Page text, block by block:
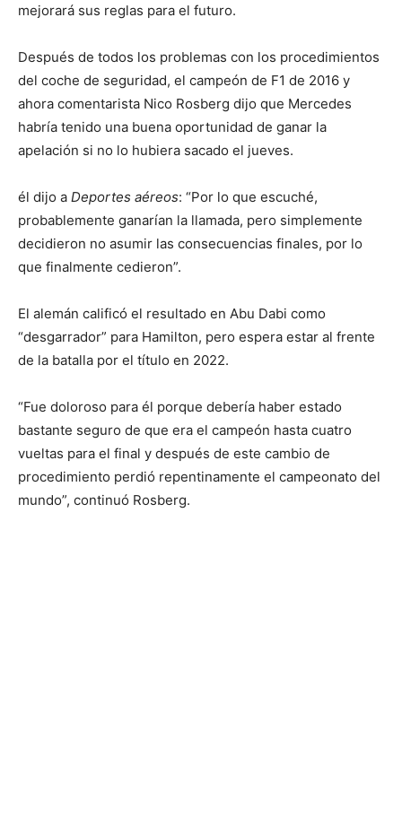
mejorará sus reglas para el futuro.
Después de todos los problemas con los procedimientos
del coche de seguridad, el campeón de F1 de 2016 y
ahora comentarista Nico Rosberg dijo que Mercedes
habría tenido una buena oportunidad de ganar la
apelación si no lo hubiera sacado el jueves.
él dijo a Deportes aéreos: “Por lo que escuché,
probablemente ganarían la llamada, pero simplemente
decidieron no asumir las consecuencias finales, por lo
que finalmente cedieron”.
El alemán calificó el resultado en Abu Dabi como
“desgarrador” para Hamilton, pero espera estar al frente
de la batalla por el título en 2022.
“Fue doloroso para él porque debería haber estado
bastante seguro de que era el campeón hasta cuatro
vueltas para el final y después de este cambio de
procedimiento perdió repentinamente el campeonato del
mundo”, continuó Rosberg.